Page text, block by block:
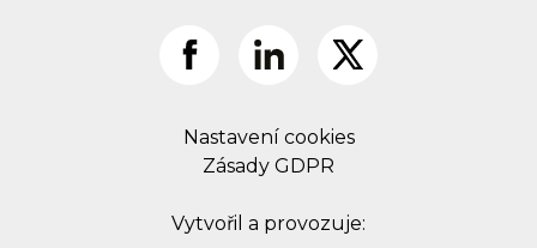
Nastavení cookies
Zásady GDPR
Vytvořil a provozuje: